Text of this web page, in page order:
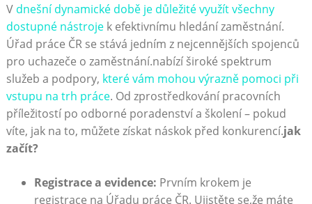
V dnešní dynamické době je důležité využít všechny
dostupné nástrojek efektivnímu hledání zaměstnání.
Úřad práce ČR se stává jedním z nejcennějších spojenců
pro uchazeče o zaměstnání.nabízí široké spektrum
služeb a podpory, které vám mohou výrazně pomoci při
vstupu na trh práce. Od zprostředkování pracovních
příležitostí po odborné poradenství a školení – pokud
víte, jak na to, můžete získat náskok před konkurencí.jak
začít?
Registrace a evidence: Prvním krokem je
registrace na Úřadu práce ČR. Ujistěte se,že máte